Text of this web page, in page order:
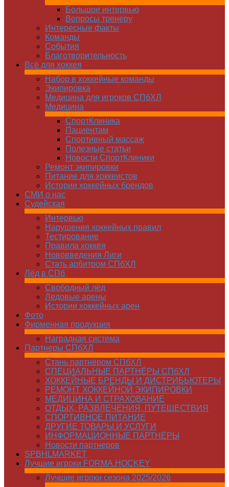
Большое интервью
Вопросы тренеру
Интересные факты
Команды
Cобытия
Благотворительность
Всё для хоккея
Набор в хоккейные команды
Экипировка
Медицина для игроков СПбХЛ
Медицина
СпортКлиника
Пациентам
Спортивный массаж
Полезные статьи
Новости СпортКлиники
Ремонт экипировки
Питание для хоккеистов
Истории хоккейных брендов
СМИ о нас
Судейская
Интервью
Нарушения хоккейных правил
Тестирование
Правила хоккея
Нововведения Лиги
Стать арбитром СПбХЛ
Лёд в СПб
Свободный лёд
Ледовые арены
Истории хоккейных арен
Фото
Фирменная продукция
Наградная система
Партнеры СПбХЛ
Стань партнёром СПбХЛ
СПЕЦИАЛЬНЫЕ ПАРТНЁРЫ СПбХЛ
ХОККЕЙНЫЕ БРЕНДЫ И ДИСТРИБЬЮТЕРЫ
РЕМОНТ ХОККЕЙНОЙ ЭКИПИРОВКИ
МЕДИЦИНА И СТРАХОВАНИЕ
ОТДЫХ, РАЗВЛЕЧЕНИЯ, ПУТЕШЕСТВИЯ
СПОРТИВНОЕ ПИТАНИЕ
ДРУГИЕ ТОВАРЫ И УСЛУГИ
ИНФОРМАЦИОННЫЕ ПАРТНЁРЫ
Новости партнеров
SPBHLMARKET
Лучшие игроки FORMA.HOCKEY
Лучшие игроки сезона 2025/2026